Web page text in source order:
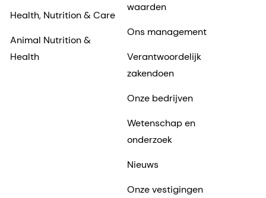
Health, Nutrition & Care
Animal Nutrition &
Health
waarden
Ons management
Verantwoordelijk
zakendoen
Onze bedrijven
Wetenschap en
onderzoek
Nieuws
Onze vestigingen